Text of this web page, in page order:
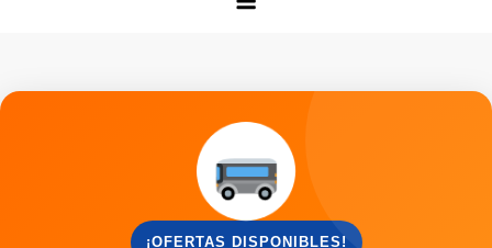
¡OFERTAS DISPONIBLES!